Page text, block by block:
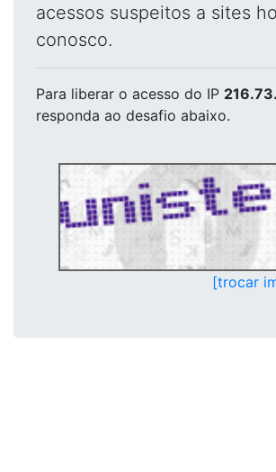
acessos suspeitos a sites
conosco.
Para liberar o acesso do IP
responda ao desafio abaixo.
[trocar